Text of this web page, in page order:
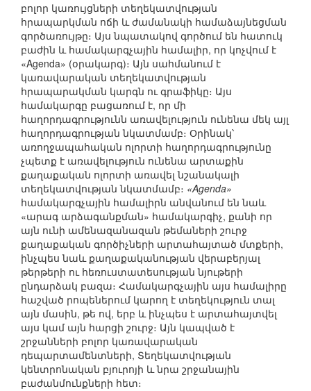
բոլոր կառույցների տեղեկատվության
հրապարկման ոճի և ժամանակի համաձայնեցման
գործառույթը։ Այս նպատակով գործում են հատուկ
բաժին և համակարգչային համալիր, որ կոչվում է
«Agenda» (օրակարգ)։ Այն սահմանում է
կառավարական տեղեկատվության
հրապարակման կարգն ու գրաֆիկը։ Այս
համակարգը բացառում է, որ մի
հաղորդագրությունն առավելություն ունենա մեկ այլ
հաղորդագրության նկատմամբ։ Օրինակ՝
առողջապահական ոլորտի հաղորդագրությունը
չպետք է առավելություն ունենա արտաքին
քաղաքական ոլորտի առավել նշանակալի
տեղեկատվության նկատմամբ։ «Agenda»
համակարգչային համալիրն անվանում են նաև
«արագ արձագանքման» համակարգիչ, քանի որ
այն ունի ամենազանազան թեմաների շուրջ
քաղաքական գործիչների արտահայտած մտքերի,
ինչպես նաև քաղաքականության վերաբերյալ
թերթերի ու հեռուստատեսության նյութերի
ընդարձակ բազա։ Համակարգչային այս համալիրը
հաշված րոպեներում կարող է տեղեկություն տալ
այն մասին, թե ով, երբ և ինչպես է արտահայտվել
այս կամ այն հարցի շուրջ։ Այն կապված է
շրջանների բոլոր կառավարական
դեպարտամենտների, Տեղեկատվության
կենտրոնական բյուրոյի և նրա շրջանային
բաժանմունքների հետ։